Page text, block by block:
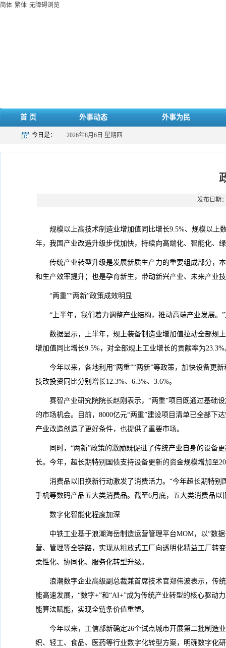
简体 繁体 无障碍浏览
首 页 外事动态 外事为民
今日是： 2026年8月6日 星期四
发布日期
规模以上高技术制造业增加值同比增长9.5%、规模以
年，我国产业改造升级步伐加快，持续向高端化、智能化、
传统产业转型升级是发展新质生产力的重要组成部分，
和生产效率提升；也是孕育新生，带动新兴产业、未来产业
“两重”“两新”政策成效明显
“上半年，我们着力调整产业结构，推动高端产业发展。
数据显示，上半年，规上装备制造业增加值拉动全部规
增加值同比增长9.5%，对全部规上工业增长的贡献率为23.3%
今年以来，各地利用“两重”“两新”等政策，加快设备更
技改投资同比分别增长12.3%、6.3%、3.6%。
赛智产业研究院院长赵刚表示，“两重”项目既通过基础
的市场机会。目前，8000亿元“两重”建设项目清单已全部下
产业改造创造了更好条件，也提供了重要市场。
同时，“两新”政策的激励既促进了传统产业自身的设备
长。今年，超长期特别国债支持设备更新的资金规模增加至
消费品以旧换新行动激发了消费活力。“今年超长期特
手机等数码产品五大类消费品。截至6月底，五大类消费品
数字化智能化程度加深
中铁工业基于浪潮海岳制造运营管理平台MOM，以“数
营、管理等全链路，实现从粗放式工厂向透明化精益工厂转
柔性化、协同化、服务化转型升级。
浪潮数字企业高级副总裁兼首席技术官郑伟波表示，传
能高速发展，“数字+”和“AI+”成为传统产业转型的核心驱
能算法赋能，实现全链条价值重塑。
今年以来，工信部新确定26个试点城市开展第二批制造
织、轻工、食品、医药等行业数字化转型方案，明确数字化